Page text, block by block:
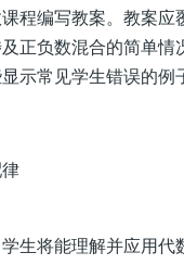
程编写教案。教案应
正负数混合的简单情
示常见学生错误的例
生将能理解并应用代